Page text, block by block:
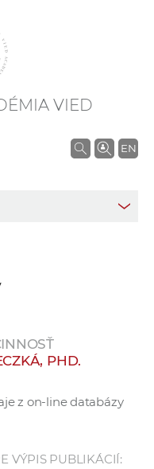
VIED
EN
V
p
c
PHD.
z on-line databázy
VÝPIS PUBLIKÁCIÍ: